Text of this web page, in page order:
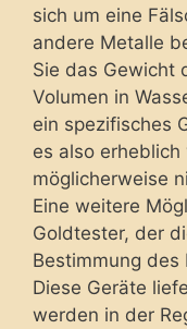
sich um eine
andere Metalle
Sie das Gewicht
Volumen in
ein spezifisches
es also
möglicherweise
Eine weitere
Goldtester, der
Bestimmung des
Diese Geräte
werden in der